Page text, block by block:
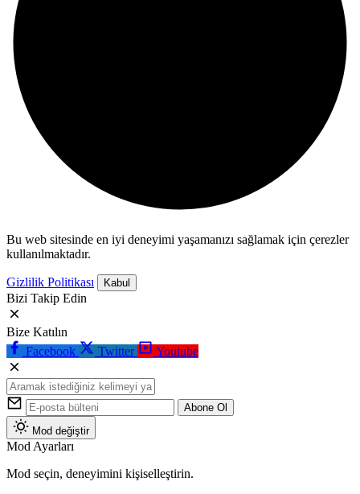
Bu web sitesinde en iyi deneyimi yaşamanızı sağlamak için çerezler
kullanılmaktadır.
Gizlilik Politikası Kabul
Bizi Takip Edin
Bize Katılın
Facebook
Twitter Youtube
Abone Ol
Mod değiştir
Mod Ayarları
Mod seçin, deneyimini kişiselleştirin.